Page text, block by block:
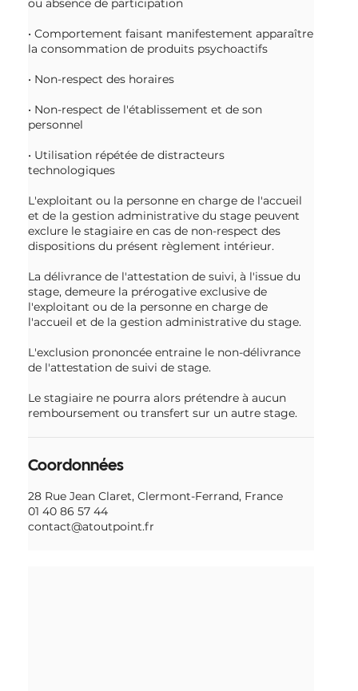
ou absence de participation
• Comportement faisant manifestement apparaître
la consommation de produits psychoactifs
• Non-respect des horaires
• Non-respect de l'établissement et de son
personnel
• Utilisation répétée de distracteurs
technologiques
L'exploitant ou la personne en charge de l'accueil
et de la gestion administrative du stage peuvent
exclure le stagiaire en cas de non-respect des
dispositions du présent règlement intérieur.
La délivrance de l'attestation de suivi, à l'issue du
stage, demeure la prérogative exclusive de
l'exploitant ou de la personne en charge de
l'accueil et de la gestion administrative du stage.
L'exclusion prononcée entraine le non-délivrance
de l'attestation de suivi de stage.
Le stagiaire ne pourra alors prétendre à aucun
remboursement ou transfert sur un autre stage.
Coordonnées
28 Rue Jean Claret, Clermont-Ferrand, France
01 40 86 57 44
contact@atoutpoint.fr